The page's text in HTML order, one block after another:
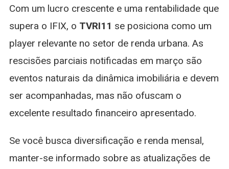
Com um lucro crescente e uma rentabilidade que
supera o IFIX, o TVRI11 se posiciona como um
player relevante no setor de renda urbana. As
rescisões parciais notificadas em março são
eventos naturais da dinâmica imobiliária e devem
ser acompanhadas, mas não ofuscam o
excelente resultado financeiro apresentado.
Se você busca diversificação e renda mensal,
manter-se informado sobre as atualizações de